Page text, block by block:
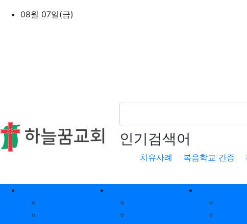
상단 네비
08월 07일(금)
인기검색어
치유사례 복음학교 간증
메인 메뉴